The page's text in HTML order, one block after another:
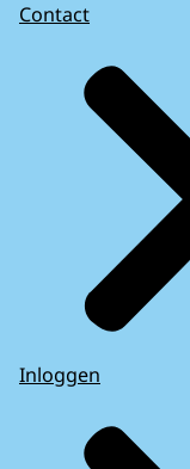
Contact
Inloggen